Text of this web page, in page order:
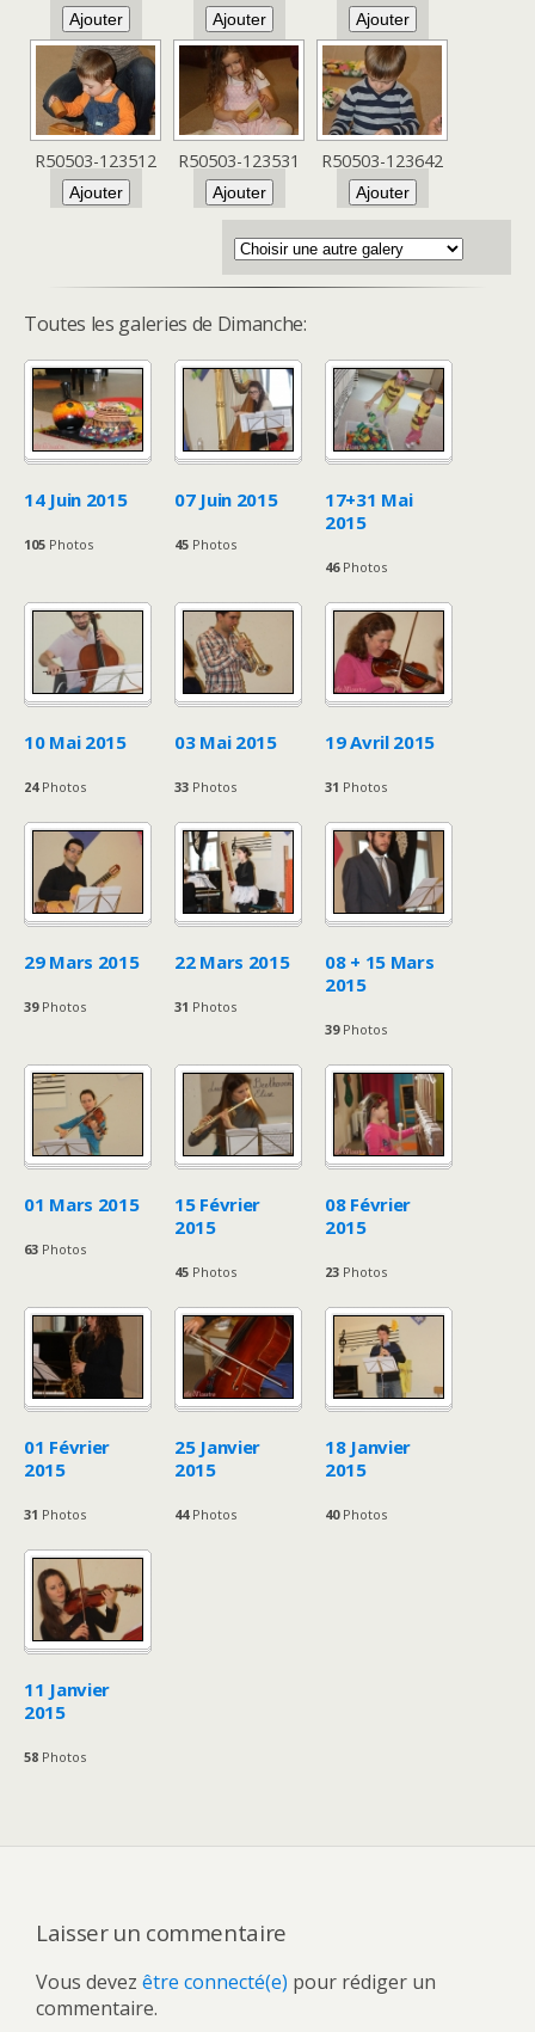
R50503-123512 R50503-123531 R50503-123642
Toutes les galeries de Dimanche:
14 Juin 2015
105 Photos
07 Juin 2015
45 Photos
17+31 Mai
2015
46Photos
10 Mai 2015
24Photos
03 Mai 2015
33 Photos
19 Avril 2015
31 Photos
29 Mars 2015
39Photos
22 Mars 2015
31 Photos
08 + 15 Mars
2015
39Photos
01 Mars 2015
63 Photos
15 Février
2015
45 Photos
08 Février
2015
23 Photos
01 Février
2015
31 Photos
25 Janvier
2015
44Photos
18 Janvier
2015
40Photos
11 Janvier
2015
58 Photos
Laisser un commentaire
Vous devez être connecté(e) pour rédiger un
commentaire.